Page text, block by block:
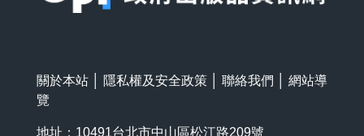
關於本站 隱私權及安全政策 聯絡我們
網站導
覽
地址：10491台北市中山區松江路209號